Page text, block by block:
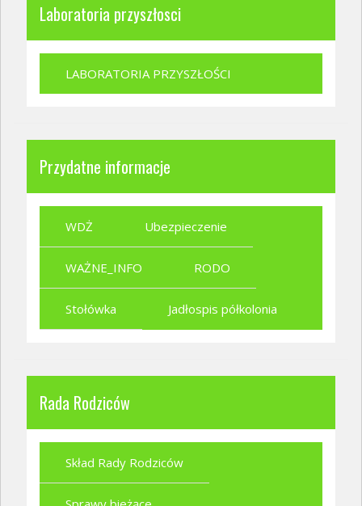
Laboratoria przyszłosci
LABORATORIA PRZYSZŁOŚCI
Przydatne informacje
WDŻ Ubezpieczenie
WAŻNE_INFO RODO
Stołówka Jadłospis półkolonia
Rada Rodziców
Skład Rady Rodziców